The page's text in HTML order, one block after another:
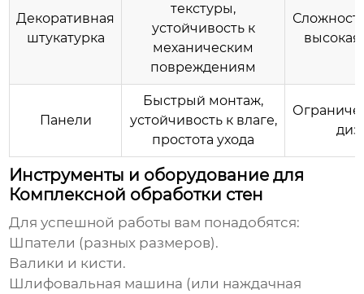
Декоративная
штукатурка
текстуры,
устойчивость к
механическим
повреждениям
высокая
Панели
Быстрый монтаж,
устойчивость к влаге,
простота ухода
Инструменты и оборудование для
Комплексной обработки стен
Для успешной работы вам понадобятся:
Шпатели (разных размеров).
Валики и кисти.
Шлифовальная машина (или наждачная